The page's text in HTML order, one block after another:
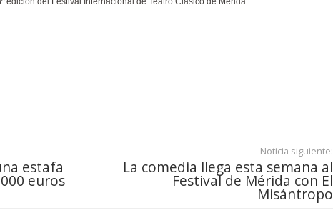
estafa
euros
Noticia siguiente:
La comedia llega esta semana al
Festival de Mérida con El
Misántropo